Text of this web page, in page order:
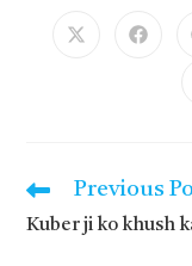
Opens
Opens
Read
more
articles
Previous
Kuber ji ko khush